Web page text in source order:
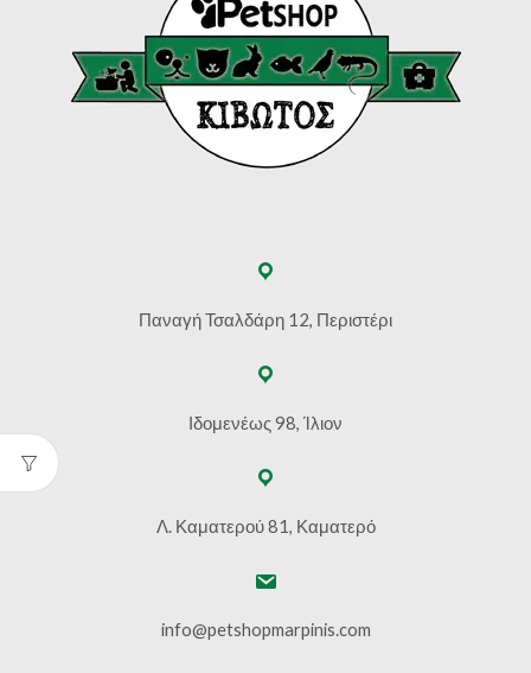
Παναγή Τσαλδάρη 12, Περιστέρι
Ιδομενέως 98, Ίλιον
Λ. Καματερού 81, Καματερό
info@petshopmarpinis.com